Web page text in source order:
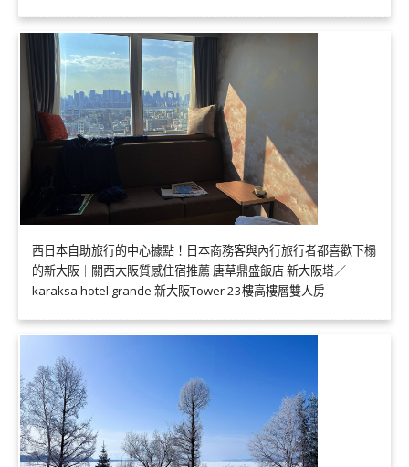
西日本自助旅行的中心據點！日本商務客與內行旅行者都喜歡下榻
的新大阪｜關西大阪質感住宿推薦 唐草鼎盛飯店 新大阪塔／
karaksa hotel grande 新大阪Tower 23樓高樓層雙人房